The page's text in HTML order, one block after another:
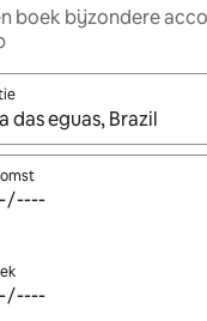
boek bijzondere
er resultaten